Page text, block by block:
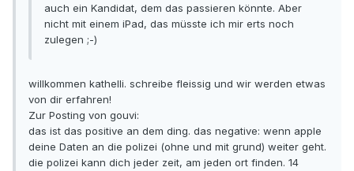
auch ein Kandidat, dem das passieren könnte. Aber
nicht mit einem iPad, das müsste ich mir erts noch
zulegen ;-)
willkommen kathelli. schreibe fleissig und wir werden etwas
von dir erfahren!
Zur Posting von gouvi:
das ist das positive an dem ding. das negative: wenn apple
deine Daten an die polizei (ohne und mit grund) weiter geht.
die polizei kann dich jeder zeit, am jeden ort finden. 14